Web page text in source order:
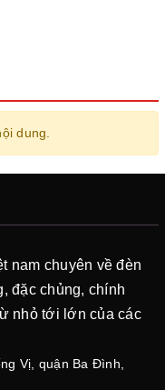
dung.
nam chuyên về đèn
đặc chủng, chính
nhỏ tới lớn của các
Vị, quận Ba Đình,